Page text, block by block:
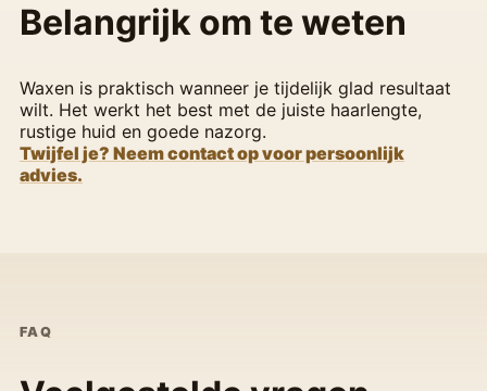
Belangrijk om te weten
Waxen is praktisch wanneer je tijdelijk glad resultaat
wilt. Het werkt het best met de juiste haarlengte,
rustige huid en goede nazorg.
Twijfel je? Neem contact op voor persoonlijk
advies.
FAQ